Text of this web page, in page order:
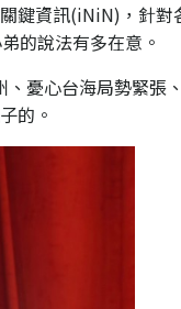
鍵資訊(iNiN)，針
的說法有多在意。
憂心台海局勢緊張
的。